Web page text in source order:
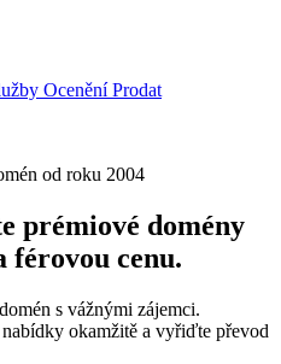
OceněníProdat
od roku 2004
prémiové domény
férovou cenu.
s vážnými zájemci.
okamžitě a vyřiďte převod